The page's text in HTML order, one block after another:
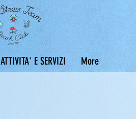
ATTIVITA' E SERVIZI More